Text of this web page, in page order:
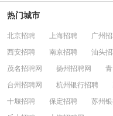
热门城市
北京招聘 上海招聘 广州
西安招聘
南京招聘 汕头
茂名招聘网
扬州招聘网
台州招聘网
杭州银行招聘
十堰招聘
保定招聘 苏州